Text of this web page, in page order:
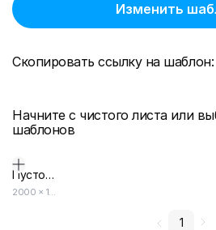
Изменить
Скопировать ссылку на шаблон:
Начните с чистого листа или
шаблонов
Пустой дизайн-макет
2000 × 1414
1